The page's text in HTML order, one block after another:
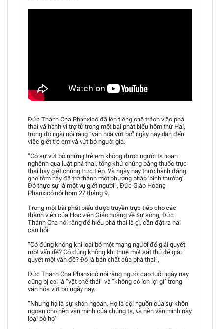
Đức Thánh Cha Phanxicô đã lên tiếng chê trách việc phá
thai và hành vi trợ tử trong một bài phát biểu hôm thứ Hai,
trong đó ngài nói rằng “văn hóa vứt bỏ” ngày nay dẫn đến
việc giết trẻ em và vứt bỏ người già.
“Có sự vứt bỏ những trẻ em không được người ta hoan
nghênh qua luật phá thai, tống khứ chúng bằng thuốc trục
thai hay giết chúng trực tiếp. Và ngày nay thực hành đáng
ghê tởm này đã trở thành một phương pháp 'bình thường'.
Đó thực sự là một vụ giết người”, Đức Giáo Hoàng
Phanxicô nói hôm 27 tháng 9.
Trong một bài phát biểu được truyền trực tiếp cho các
thành viên của Học viện Giáo hoàng về Sự sống, Đức
Thánh Cha nói rằng để hiểu phá thai là gì, cần đặt ra hai
câu hỏi.
“Có đúng không khi loại bỏ một mạng người để giải quyết
một vấn đề? Có đúng không khi thuê một sát thủ để giải
quyết một vấn đề? Đó là bản chất của phá thai”,
Đức Thánh Cha Phanxicô nói rằng người cao tuổi ngày nay
cũng bị coi là “vật phế thải” và “không có ích lợi gì” trong
văn hóa vứt bỏ ngày nay.
“Nhưng họ là sự khôn ngoan. Họ là cội nguồn của sự khôn
ngoan cho nền văn minh của chúng ta, và nền văn minh này
loại bỏ họ”